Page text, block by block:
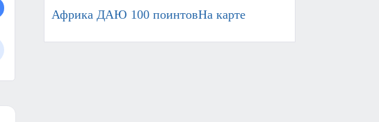
Африка ДАЮ 100 поинтовНа карте